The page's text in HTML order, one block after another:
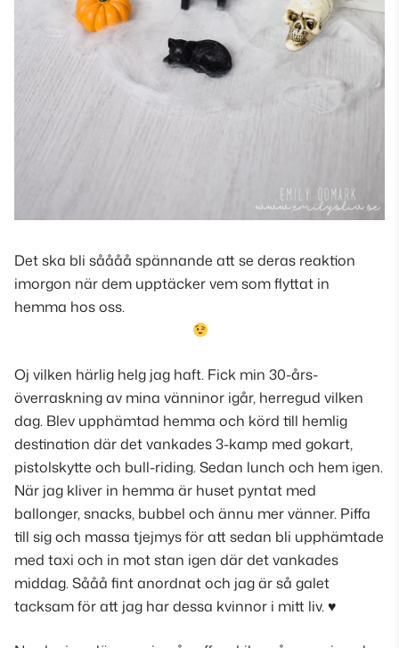
Det ska bli såååå spännande att se deras reaktion
imorgon när dem upptäcker vem som flyttat in
hemma hos oss.
Oj vilken härlig helg jag haft. Fick min 30-års-
överraskning av mina vänninor igår, herregud vilken
dag. Blev upphämtad hemma och körd till hemlig
destination där det vankades 3-kamp med gokart,
pistolskytte och bull-riding. Sedan lunch och hem igen.
När jag kliver in hemma är huset pyntat med
ballonger, snacks, bubbel och ännu mer vänner. Piffa
till sig och massa tjejmys för att sedan bli upphämtade
med taxi och in mot stan igen där det vankades
middag. Sååå fint anordnat och jag är så galet
tacksam för att jag har dessa kvinnor i mitt liv. ♥